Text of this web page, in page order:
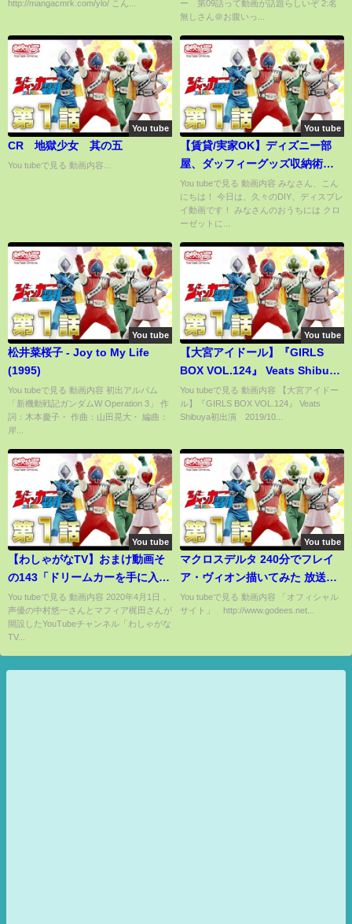
http://mangacmrk.com/ylo/ こん...
ー 第09話って動画が話題らしいぞ 2:名
無しさん＠お腹いっ...
You tube
CR 地獄少女 其の五
You tubeで見る 動画内容...
You tube
【賃貸/実家OK】ディズニー部
屋、ダッフィーグッズ収納術！
女の子1人で出来るDIY⭐︎ディスプ
レイ方法！おうちで眠らせてグ
ッズはありませんか？新作セイ
ー！
You tubeで見る 動画内容 みなさん、こん
にちは！ 今日は、久々のDIY、ディスプレ
イ動画です！ みなさんのおうちには クロ
ーゼットに...
You tube
松井菜桜子 - Joy to My Life
(1995)
You tubeで見る 動画内容 初出アルバム
「新機動戦記ガンダムW Operation 3」 作
詞：木本慶子・ 作曲：山田晃大・ 編曲：
岸...
You tube
【大宮アイドール】『GIRLS
BOX VOL.124』 Veats Shibuya
初出演 2019/10/11
You tubeで見る 動画内容 【大宮アイドー
ル】『GIRLS BOX VOL.124』 Veats
Shibuya初出演 2019/10...
You tube
【わしゃがなTV】おまけ動画そ
の143「ドリームカーを手に入れ
たい」【中村悠一/マフィア梶
田】
You tubeで見る 動画内容 2020年4月1日，
声優の中村悠一さんとマフィア梶田さんが
開設したYouTubeチャンネル「わしゃがな
TV...
You tube
マクロスデルタ 240分でフレイ
ア・ヴィオン描いてみた 放送事
故編
You tubeで見る 動画内容 「オフィシャル
サイト」 http://www.godees.net...